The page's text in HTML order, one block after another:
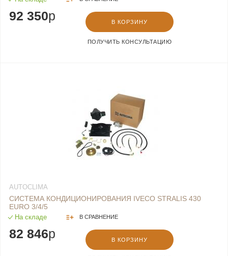
92 350p В КОРЗИНУ
ПОЛУЧИТЬ КОНСУЛЬТАЦИЮ
AUTOCLIMA
СИСТЕМА КОНДИЦИОНИРОВАНИЯ IVECO STRALIS 430
EURO 3/4/5
На складе В СРАВНЕНИЕ
82 846p В КОРЗИНУ